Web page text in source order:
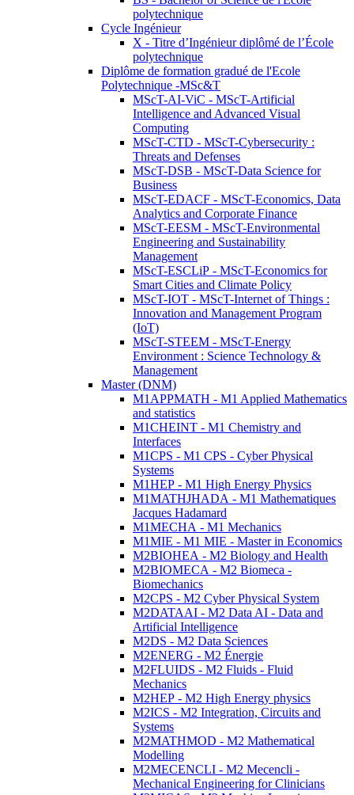
polytechnique
Cycle Ingénieur
X - Titre d’Ingénieur diplômé de l’École
polytechnique
Diplôme de formation gradué de l'Ecole
Polytechnique -MSc&T
MScT-AI-ViC - MScT-Artificial
Intelligence and Advanced Visual
Computing
MScT-CTD - MScT-Cybersecurity :
Threats and Defenses
MScT-DSB - MScT-Data Science for
Business
MScT-EDACF - MScT-Economics, Data
Analytics and Corporate Finance
MScT-EESM - MScT-Environmental
Engineering and Sustainability
Management
MScT-ESCLiP - MScT-Economics for
Smart Cities and Climate Policy
MScT-IOT - MScT-Internet of Things :
Innovation and Management Program
(IoT)
MScT-STEEM - MScT-Energy
Environment : Science Technology &
Management
Master (DNM)
M1APPMATH - M1 Applied Mathematics
and statistics
M1CHEINT - M1 Chemistry and
Interfaces
M1CPS - M1 CPS - Cyber Physical
Systems
M1HEP - M1 High Energy Physics
M1MATHJHADA - M1 Mathematiques
Jacques Hadamard
M1MECHA - M1 Mechanics
M1MIE - M1 MIE - Master in Economics
M2BIOHEA - M2 Biology and Health
M2BIOMECA - M2 Biomeca -
Biomechanics
M2CPS - M2 Cyber Physical System
M2DATAAI - M2 Data AI - Data and
Artificial Intelligence
M2DS - M2 Data Sciences
M2ENERG - M2 Énergie
M2FLUIDS - M2 Fluids - Fluid
Mechanics
M2HEP - M2 High Energy physics
M2ICS - M2 Integration, Circuits and
Systems
M2MATHMOD - M2 Mathematical
Modelling
M2MECENCLI - M2 Mecencli -
Mechanical Engineering for Clinicians